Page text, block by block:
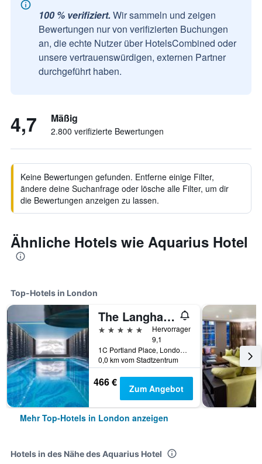
100 % verifiziert. Wir sammeln und zeigen
Bewertungen nur von verifizierten Buchungen
an, die echte Nutzer über HotelsCombined oder
unsere vertrauenswürdigen, externen Partner
durchgeführt haben.
4,7 Mäßig
2.800 verifizierte Bewertungen
Keine Bewertungen gefunden. Entferne einige Filter,
ändere deine Suchanfrage oder lösche alle Filter, um dir
die Bewertungen anzeigen zu lassen.
Ähnliche Hotels wie Aquarius Hotel
Top-Hotels in London
The Langham London
5 Sterne
Hervorragend
9,1
1C Portland Place, London, Großbritannien
0,0 km vom Stadtzentrum
466 € Zum Angebot
Mehr Top-Hotels in London anzeigen
Hotels in des Nähe des Aquarius Hotel